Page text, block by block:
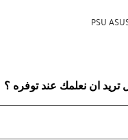
PSU
تريد ان نعلمك عند توفره ؟